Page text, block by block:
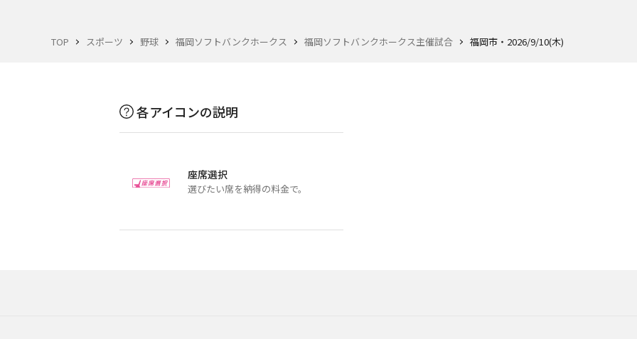
TOP スポーツ 野球 福岡ソフトバンクホークス 福岡ソフトバンクホークス主催試合 福岡市・2026/9/10(木)
各アイコンの説明
座席選択
選びたい席を納得の料金で。